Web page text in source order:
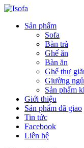
Sản phẩm
Sofa
Bàn trà
Ghế ăn
Bàn ăn
Ghế thư
Giường ngủ
Sản phẩm
Giới thiệu
Sản phẩm đã giao
Tin tức
Facebook
Liên hệ